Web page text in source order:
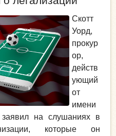
Скотт
Уорд,
прокур
ор,
действ
ующий
от
имени
на слушаниях в
которые он